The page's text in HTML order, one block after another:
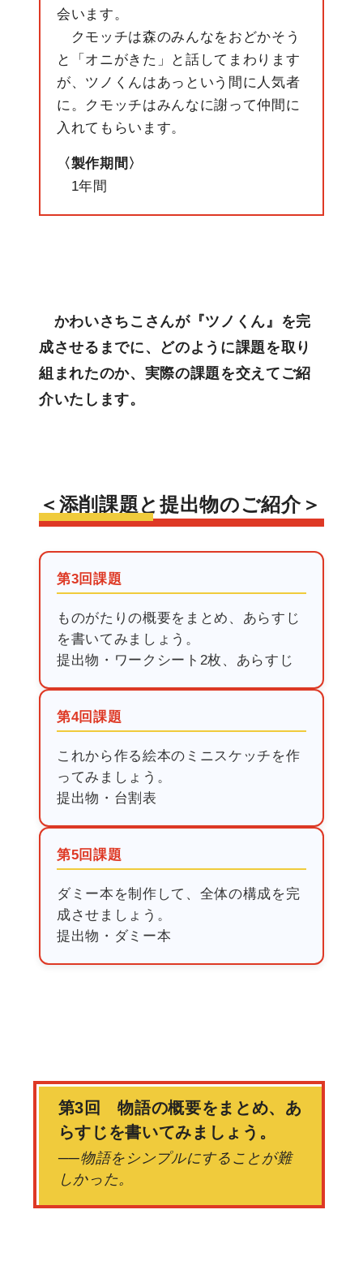
会います。
クモッチは森のみんなをおどかそう
と「オニがきた」と話してまわります
が、ツノくんはあっという間に人気者
に。クモッチはみんなに謝って仲間に
入れてもらいます。
〈製作期間〉
1年間
かわいさちこさんが『ツノくん』を完
成させるまでに、どのように課題を取り
組まれたのか、実際の課題を交えてご紹
介いたします。
＜添削課題と提出物のご紹介＞
第3回課題
ものがたりの概要をまとめ、あらすじ
を書いてみましょう。
提出物・ワークシート2枚、あらすじ
第4回課題
これから作る絵本のミニスケッチを作
ってみましょう。
提出物・台割表
第5回課題
ダミー本を制作して、全体の構成を完
成させましょう。
提出物・ダミー本
第3回 物語の概要をまとめ、あ
らすじを書いてみましょう。
──物語をシンプルにすることが難
しかった。